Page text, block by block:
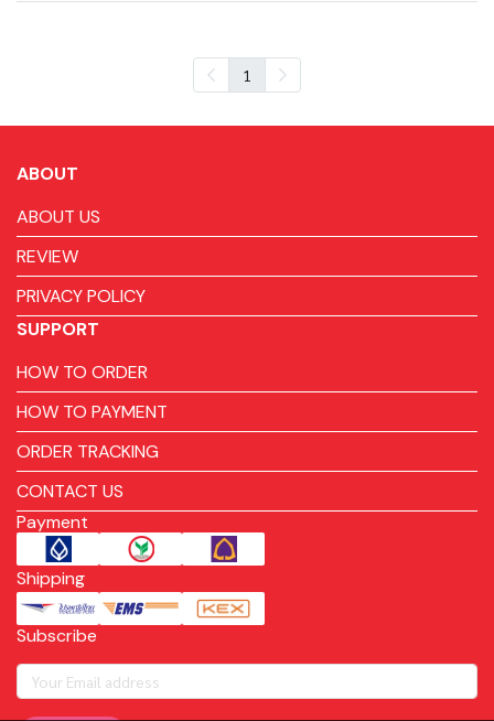
1
ABOUT
ABOUT US
REVIEW
PRIVACY POLICY
SUPPORT
HOW TO ORDER
HOW TO PAYMENT
ORDER TRACKING
CONTACT US
Payment
Shipping
Subscribe